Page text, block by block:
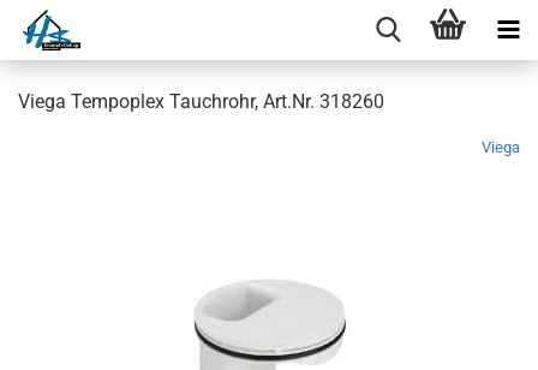
Viega Tempoplex Tauchrohr, Art.Nr. 318260
Viega